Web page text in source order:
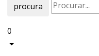
procura
0